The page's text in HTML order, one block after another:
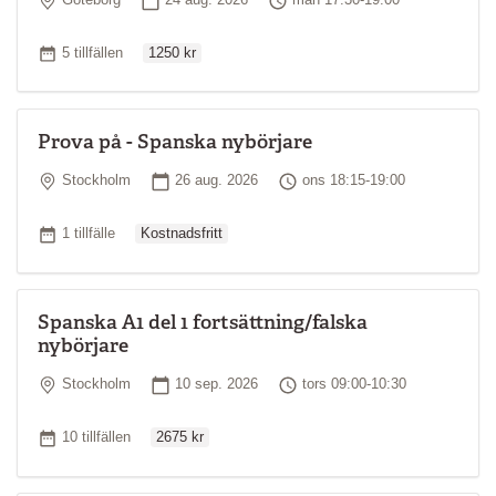
Antal tillfällen
5 tillfällen 1250 kr
Prova på - Spanska nybörjare
Plats
Stockholm Startdatum
26 aug. 2026 Tid
ons 18:15-19:00
Antal tillfällen
1 tillfälle Kostnadsfritt
Spanska A1 del 1 fortsättning/falska
nybörjare
Plats
Stockholm Startdatum
10 sep. 2026 Tid
tors 09:00-10:30
Antal tillfällen
10 tillfällen 2675 kr